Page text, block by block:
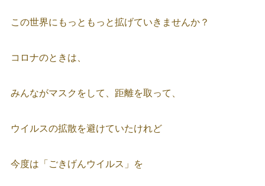
この世界にもっともっと拡げていきませんか？
コロナのときは、
みんながマスクをして、距離を取って、
ウイルスの拡散を避けていたけれど
今度は「ごきげんウイルス」を